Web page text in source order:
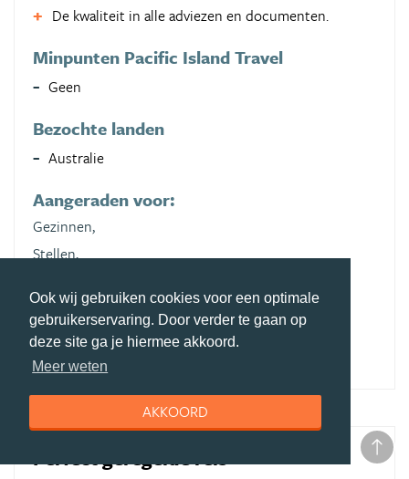
Ook wij gebruiken cookies voor een optimale
gebruikerservaring. Door verder te gaan op
deze site ga je hiermee akkoord.
Meer weten
AKKOORD
De kwaliteit in alle adviezen en documenten.
Minpunten Pacific Island Travel
Geen
Bezochte landen
Australie
Aangeraden voor:
Gezinnen,
Stellen,
Natuurliefhebbers,
Cultuurliefhebbers
Perfect geregelde reis